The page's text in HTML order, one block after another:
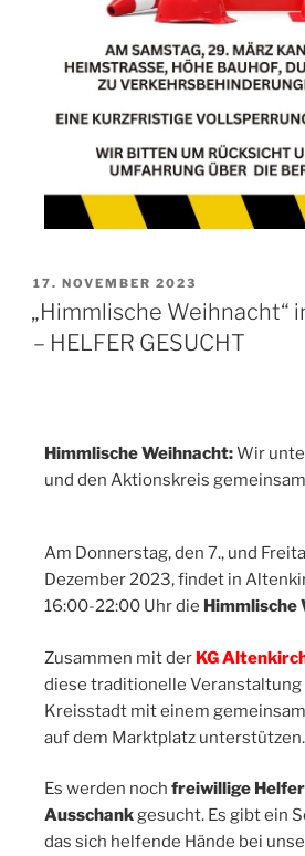
17. NOVEMBER 2023
„Himmlische Weihnacht“
– HELFER GESUCHT
Himmlische Weihnacht:Wir
und den Aktionskreis
Am Donnerstag, den 7., und
Dezember 2023, findet in
16:00-22:00 Uhr die Himmlische
Zusammen mit der KG
diese traditionelle Veranstaltung
Kreisstadt mit einem
auf dem Marktplatz unterstützen.
Es werden noch freiwillige
Ausschankgesucht. Es gibt ein
das sich helfende Hände bei